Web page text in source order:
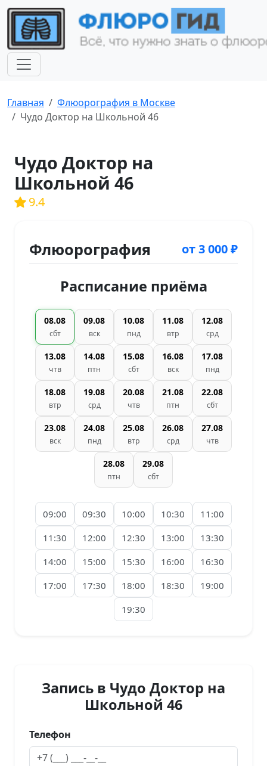
Главная
Флюорография в Москве
Чудо Доктор на Школьной 46
Чудо Доктор на
Школьной 46
9.4
Флюорография от 3 000 ₽
Расписание приёма
08.08
сбт
09.08
вск
10.08
пнд
11.08
втр
12.08
срд
13.08
чтв
14.08
птн
15.08
сбт
16.08
вск
17.08
пнд
18.08
втр
19.08
срд
20.08
чтв
21.08
птн
22.08
сбт
23.08
вск
24.08
пнд
25.08
втр
26.08
срд
27.08
чтв
28.08
птн
29.08
сбт
09:00 09:30 10:00 10:30
11:00
11:30
12:00 12:30 13:00
13:30
14:00
15:00 15:30 16:00
16:30
17:00
17:30 18:00 18:30
19:00
19:30
Запись в Чудо Доктор на
Школьной 46
Телефон